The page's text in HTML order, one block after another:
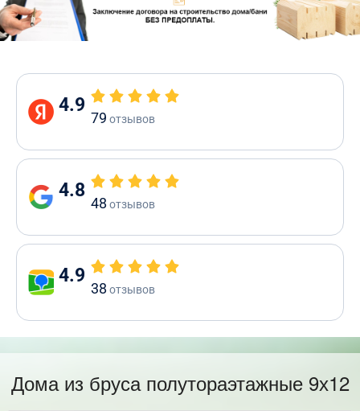
4.9
79 отзывов
4.8
48 отзывов
4.9
38 отзывов
Дома из бруса полутораэтажные 9х12